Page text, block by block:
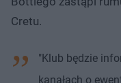
Cretu.
"Klub będzie
kanałach o